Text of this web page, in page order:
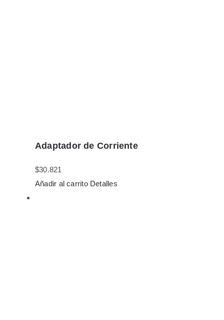
Adaptador de Corriente
$30.821
Añadir al carrito Detalles